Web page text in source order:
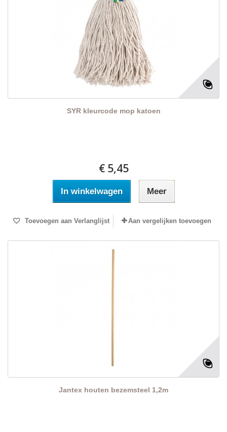
SYR kleurcode mop katoen
€ 5,45
In winkelwagen Meer
Toevoegen aan Verlanglijst Aan vergelijken toevoegen
Jantex houten bezemsteel 1,2m